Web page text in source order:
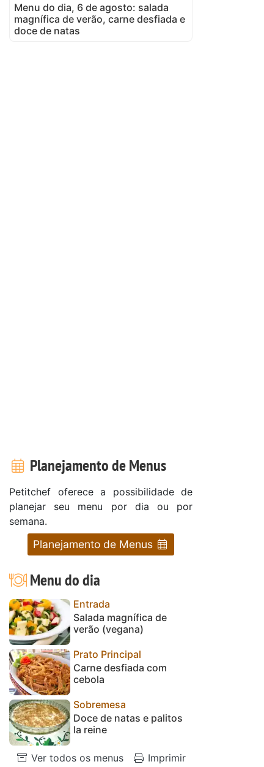
Menu do dia, 6 de agosto: salada
magnífica de verão, carne desfiada e
doce de natas
Planejamento de Menus
Petitchef oferece a possibilidade de
planejar seu menu por dia ou por
semana.
Planejamento de Menus
Menu do dia
Entrada
Salada magnífica de
verão (vegana)
Prato Principal
Carne desfiada com
cebola
Sobremesa
Doce de natas e palitos
la reine
Ver todos os menus Imprimir